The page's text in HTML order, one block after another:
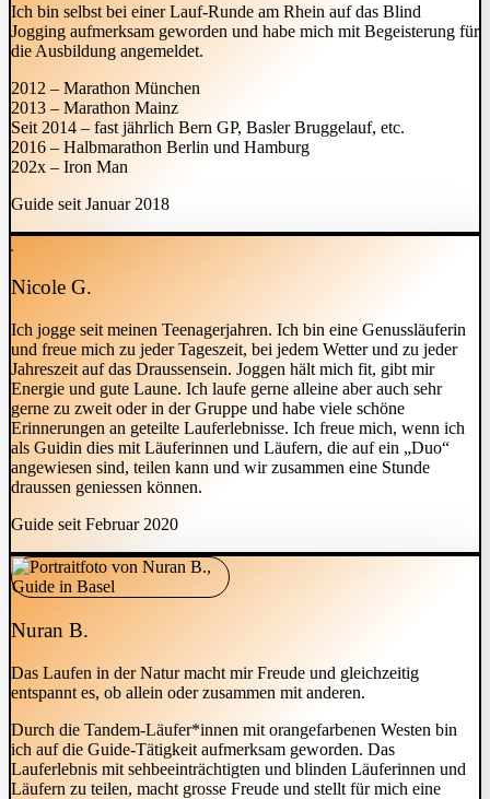
Ich bin selbst bei einer Lauf-Runde am Rhein auf das Blind
Jogging aufmerksam geworden und habe mich mit Begeisterung für
die Ausbildung angemeldet.
2012 – Marathon München
2013 – Marathon Mainz
Seit 2014 – fast jährlich Bern GP, Basler Bruggelauf, etc.
2016 – Halbmarathon Berlin und Hamburg
202x – Iron Man
Guide seit Januar 2018
Nicole G.
Ich jogge seit meinen Teenagerjahren. Ich bin eine Genussläuferin
und freue mich zu jeder Tageszeit, bei jedem Wetter und zu jeder
Jahreszeit auf das Draussensein. Joggen hält mich fit, gibt mir
Energie und gute Laune. Ich laufe gerne alleine aber auch sehr
gerne zu zweit oder in der Gruppe und habe viele schöne
Erinnerungen an geteilte Lauferlebnisse. Ich freue mich, wenn ich
als Guidin dies mit Läuferinnen und Läufern, die auf ein „Duo“
angewiesen sind, teilen kann und wir zusammen eine Stunde
draussen geniessen können.
Guide seit Februar 2020
Nuran B.
Das Laufen in der Natur macht mir Freude und gleichzeitig
entspannt es, ob allein oder zusammen mit anderen.
Durch die Tandem-Läufer*innen mit orangefarbenen Westen bin
ich auf die Guide-Tätigkeit aufmerksam geworden. Das
Lauferlebnis mit sehbeeinträchtigten und blinden Läuferinnen und
Läufern zu teilen, macht grosse Freude und stellt für mich eine